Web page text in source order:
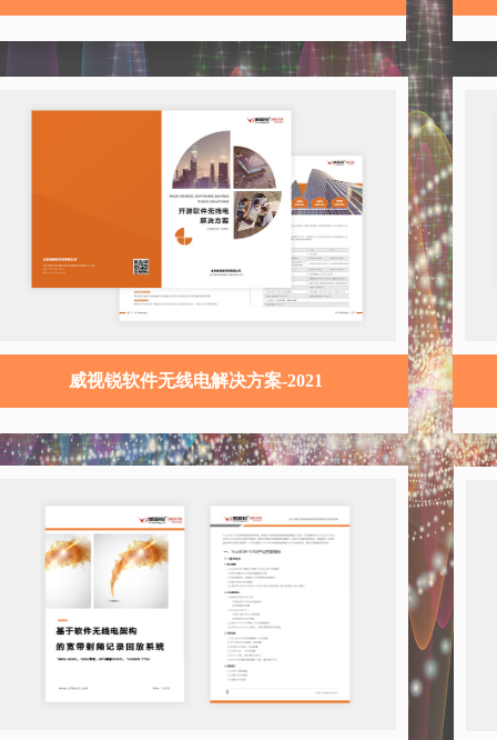
威视锐软件无线电解决方案-2021